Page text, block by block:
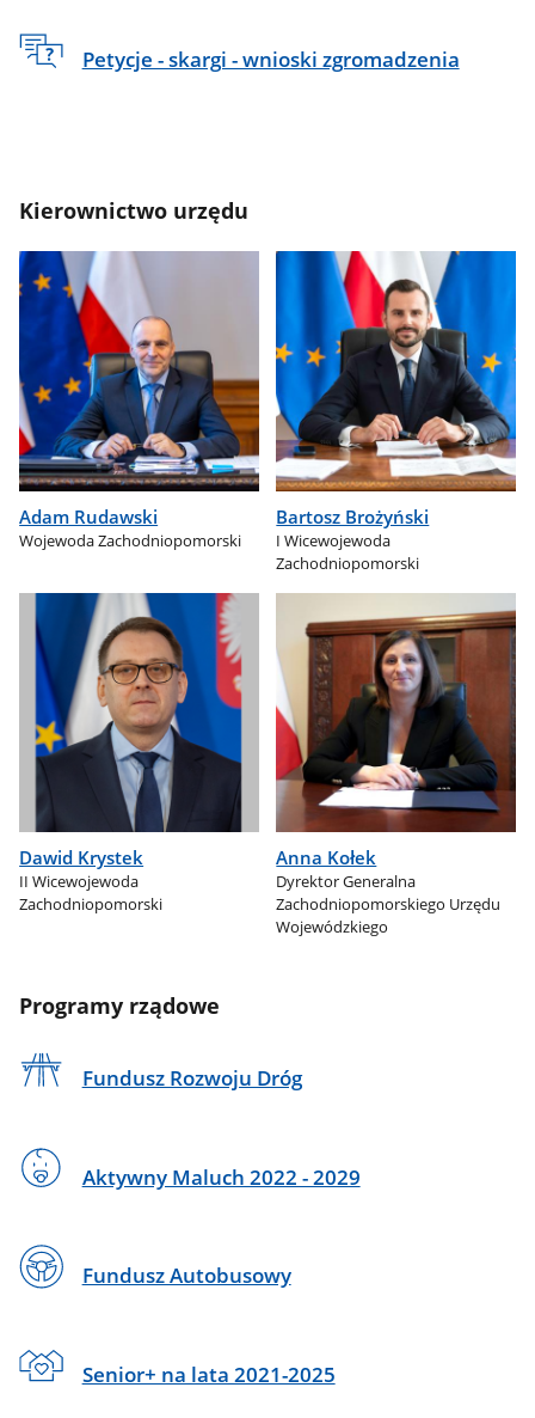
Petycje - skargi - wnioski zgromadzenia
Kierownictwo urzędu
Adam Rudawski
Wojewoda Zachodniopomorski
Bartosz Brożyński
I Wicewojewoda
Zachodniopomorski
Dawid Krystek
II Wicewojewoda
Zachodniopomorski
Anna Kołek
Dyrektor Generalna
Zachodniopomorskiego Urzędu
Wojewódzkiego
Programy rządowe
Fundusz Rozwoju Dróg
Aktywny Maluch 2022 - 2029
Fundusz Autobusowy
Senior+ na lata 2021-2025